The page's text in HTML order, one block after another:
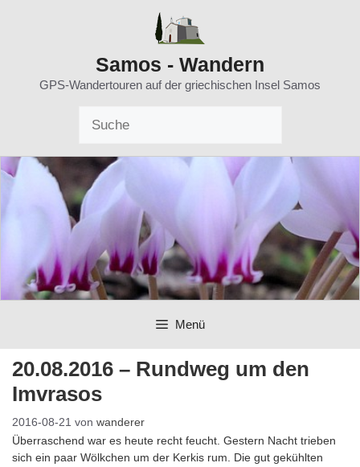
Samos - Wandern
GPS-Wandertouren auf der griechischen Insel Samos
Menü
20.08.2016 – Rundweg um den
Imvrasos
2016-08-21 von wanderer
Überraschend war es heute recht feucht. Gestern Nacht trieben
sich ein paar Wölkchen um der Kerkis rum. Die gut gekühlten